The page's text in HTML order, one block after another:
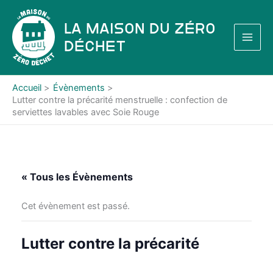
contenu
La Maison du Zéro
Déchet
Accueil
Évènements
Lutter contre la précarité menstruelle : confection de
serviettes lavables avec Soie Rouge
« Tous les Évènements
Cet évènement est passé.
Lutter contre la précarité